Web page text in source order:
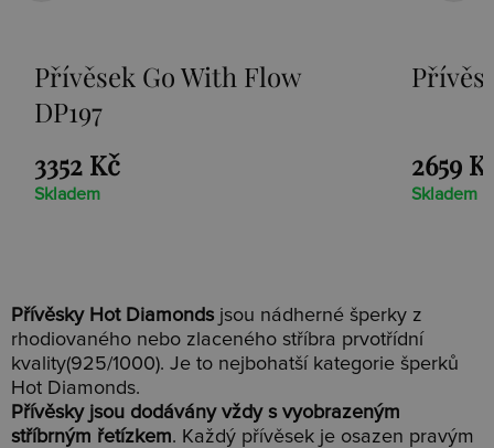
Přívěsek Go With Flow
DP197
3352 Kč
Skladem
2659
Skladem
Přívěsky Hot Diamonds jsou nádherné šperky z
rhodiovaného nebo zlaceného stříbra prvotřídní
kvality(925/1000). Je to nejbohatší kategorie šperků
Hot Diamonds.
Přívěsky jsou dodávány vždy s vyobrazeným
stříbrným řetízkem. Každý přívěsek je osazen pravým